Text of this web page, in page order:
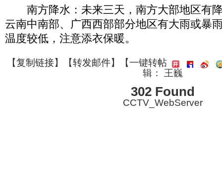
南方降水：未来三天，南方大部地区有
云南中南部、广西西部部分地区有大雨或暴
温度较低，注意添衣保暖。
【复制链接】【转发邮件】
【一键转帖
辑： 王巍
302 Found
CCTV_WebServer